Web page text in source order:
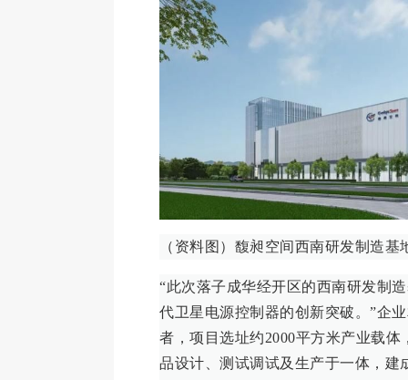
（资料图）馥昶空间西南研发制造基
“此次落子成华经开区的西南研发制
代卫星电源控制器的创新突破。”企
者，项目选址约2000平方米产业载体
品设计、测试调试及生产于一体，建